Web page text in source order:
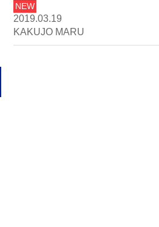
NEW
2019.03.19
KAKUJO MARU